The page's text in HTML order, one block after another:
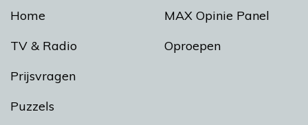
Home
TV & Radio
Prijsvragen
Puzzels
MAX Opinie Panel
Oproepen